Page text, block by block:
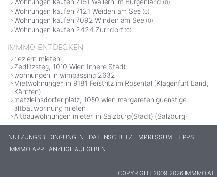
(0)
Wohnungen kaufen 7121 Weiden am See (0)
Wohnungen kaufen 7092 Winden am See (0)
Wohnungen kaufen 2424 Zurndorf (0)
IMMMO ENTDECKEN
riezlern mieten
Zedlitzsteg, 1010 Wien Innere Stadt
wohnungen in wimpassing 2632
Mietwohnungen in 9181 Feistritz im Rosental (Klagenfurt Land,
Kärnten)
matzleinsdorfer platz, 1050 wien margareten guenstige
altbauwohnung mieten
Altbauwohnungen mieten in Salzburg(Stadt) (Salzburg)
NUTZUNGSBEDINGUNGEN DATENSCHUTZ IMPRESSUM
TIPPS
IMMMO-APP
ANZEIGE AUFGEBEN
COPYRIGHT 2009-2026 IMMMO.AT